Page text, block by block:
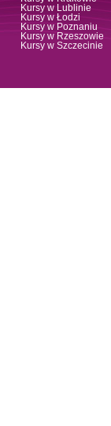
Kursy w Lublinie
Kursy w Łodzi
Kursy w Poznaniu
Kursy w Rzeszowie
Kursy w Szczecinie